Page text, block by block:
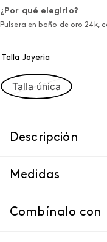
¿Por qué elegirlo?
Pulsera en baño de oro 24k,
Talla Joyeria
Talla única
Descripción
Medidas
Combínalo con